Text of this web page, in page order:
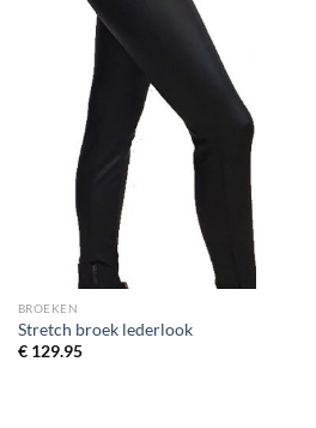
BROEKEN
Stretch broek lederlook
€129.95